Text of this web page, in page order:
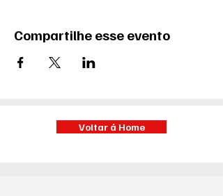
Compartilhe esse evento
Voltar á Home